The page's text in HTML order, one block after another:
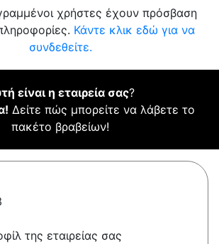
χρήστες έχουν πρόσβαση
Κάντε κλικ εδώ για να
συνδεθείτε.
είναι η εταιρεία σας?
Δείτε πώς μπορείτε να λάβετε το
πακέτο βραβείων!
της εταιρείας σας